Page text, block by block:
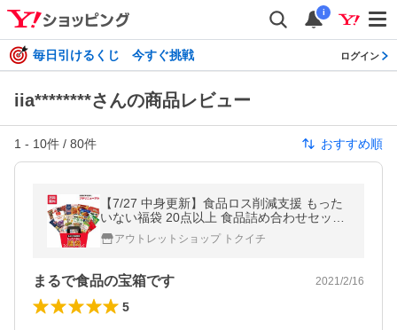
i
毎日引けるくじ 今すぐ挑戦 ログイン
iia********さんの商品レビュー
1 - 10件 / 80件 おすすめ順
【7/27 中身更新】食品ロス削減支援 もった
いない福袋 20点以上 食品詰め合わせセット
応援 福袋 お得 詰め合わせ 訳あり ワケあり
在庫処...
アウトレットショップ トクイチ
まるで食品の宝箱です 2021/2/16
5